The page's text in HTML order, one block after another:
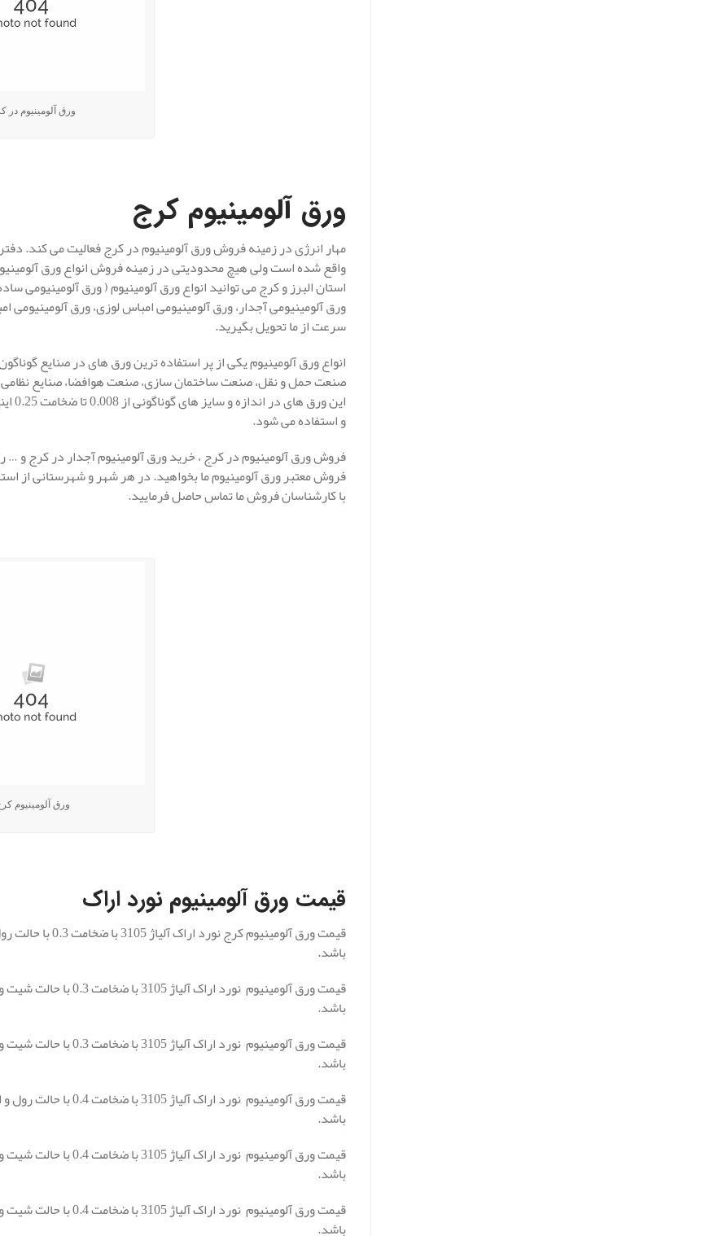
ورق آلومینیوم در
ورق آلومینیوم کرج
مهار انرژی در زمینه فروش ورق آلومینیوم در کرج فعالیت می کند.
واقع شده است ولی هیچ محدودیتی در زمینه فروش انواع ورق
استان البرز و کرج می توانید انواع ورق آلومینیوم ( ورق آلومینیومی
ورق آلومینیومی آجدار، ورق آلومینیومی امباس لوزی، ورق
سرعت از ما تحویل بگیرید.
انواع ورق آلومینیوم یکی از پر استفاده ترین ورق های در صنایع
صنعت حمل و نقل، صنعت ساختمان سازی، صنعت هوافضا، صنایع
و استفاده می شود.
فروش ورق آلومینیوم در کرج، خرید ورق آلومینیوم آجدار در کرج و …
فروش معتبر ورق آلومینیوم ما بخواهید. در هر شهر و شهرستانی از
با کارشناسان فروش ما تماس حاصل فرمایید.
ورق آلومینیوم
قیمت ورق آلومینیوم نورد اراک
باشد.
باشد.
باشد.
باشد.
باشد.
باشد.